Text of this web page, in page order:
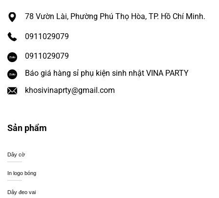
78 Vườn Lài, Phường Phú Thọ Hòa, TP. Hồ Chí Minh.
0911029079
0911029079
Báo giá hàng sỉ phụ kiện sinh nhật VINA PARTY
khosivinaprty@gmail.com
Sản phẩm
Dây cờ
In logo bóng
Dây đeo vai